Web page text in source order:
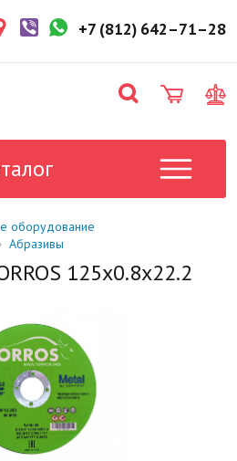
дней.
1-2 рабочих
отсутствует на
+7 (812) 642–71–28
оборудование
Абразивы
125x0.8x22.2